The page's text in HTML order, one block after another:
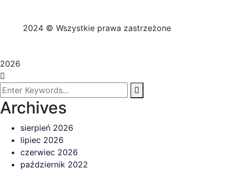
2024 © Wszystkie prawa zastrzeżone
2026
Archives
sierpień 2026
lipiec 2026
czerwiec 2026
październik 2022